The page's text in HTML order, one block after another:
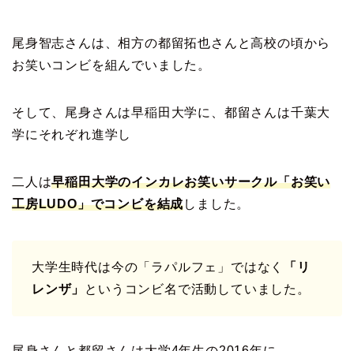
尾身智志さんは、相方の都留拓也さんと高校の頃から
お笑いコンビを組んでいました。
そして、尾身さんは早稲田大学に、都留さんは千葉大
学にそれぞれ進学し
二人は早稲田大学のインカレお笑いサークル「お笑い
工房LUDO」でコンビを結成しました。
大学生時代は今の「ラパルフェ」ではなく
「リ
レンザ」
というコンビ名で活動していました。